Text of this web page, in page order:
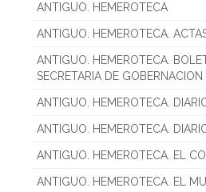
ANTIGUO. HEMEROTECA
ANTIGUO. HEMEROTECA.
ANTIGUO. HEMEROTECA.
SECRETARIA DE GOBERNACION
ANTIGUO. HEMEROTECA.
ANTIGUO. HEMEROTECA.
ANTIGUO. HEMEROTECA. EL
ANTIGUO. HEMEROTECA. EL